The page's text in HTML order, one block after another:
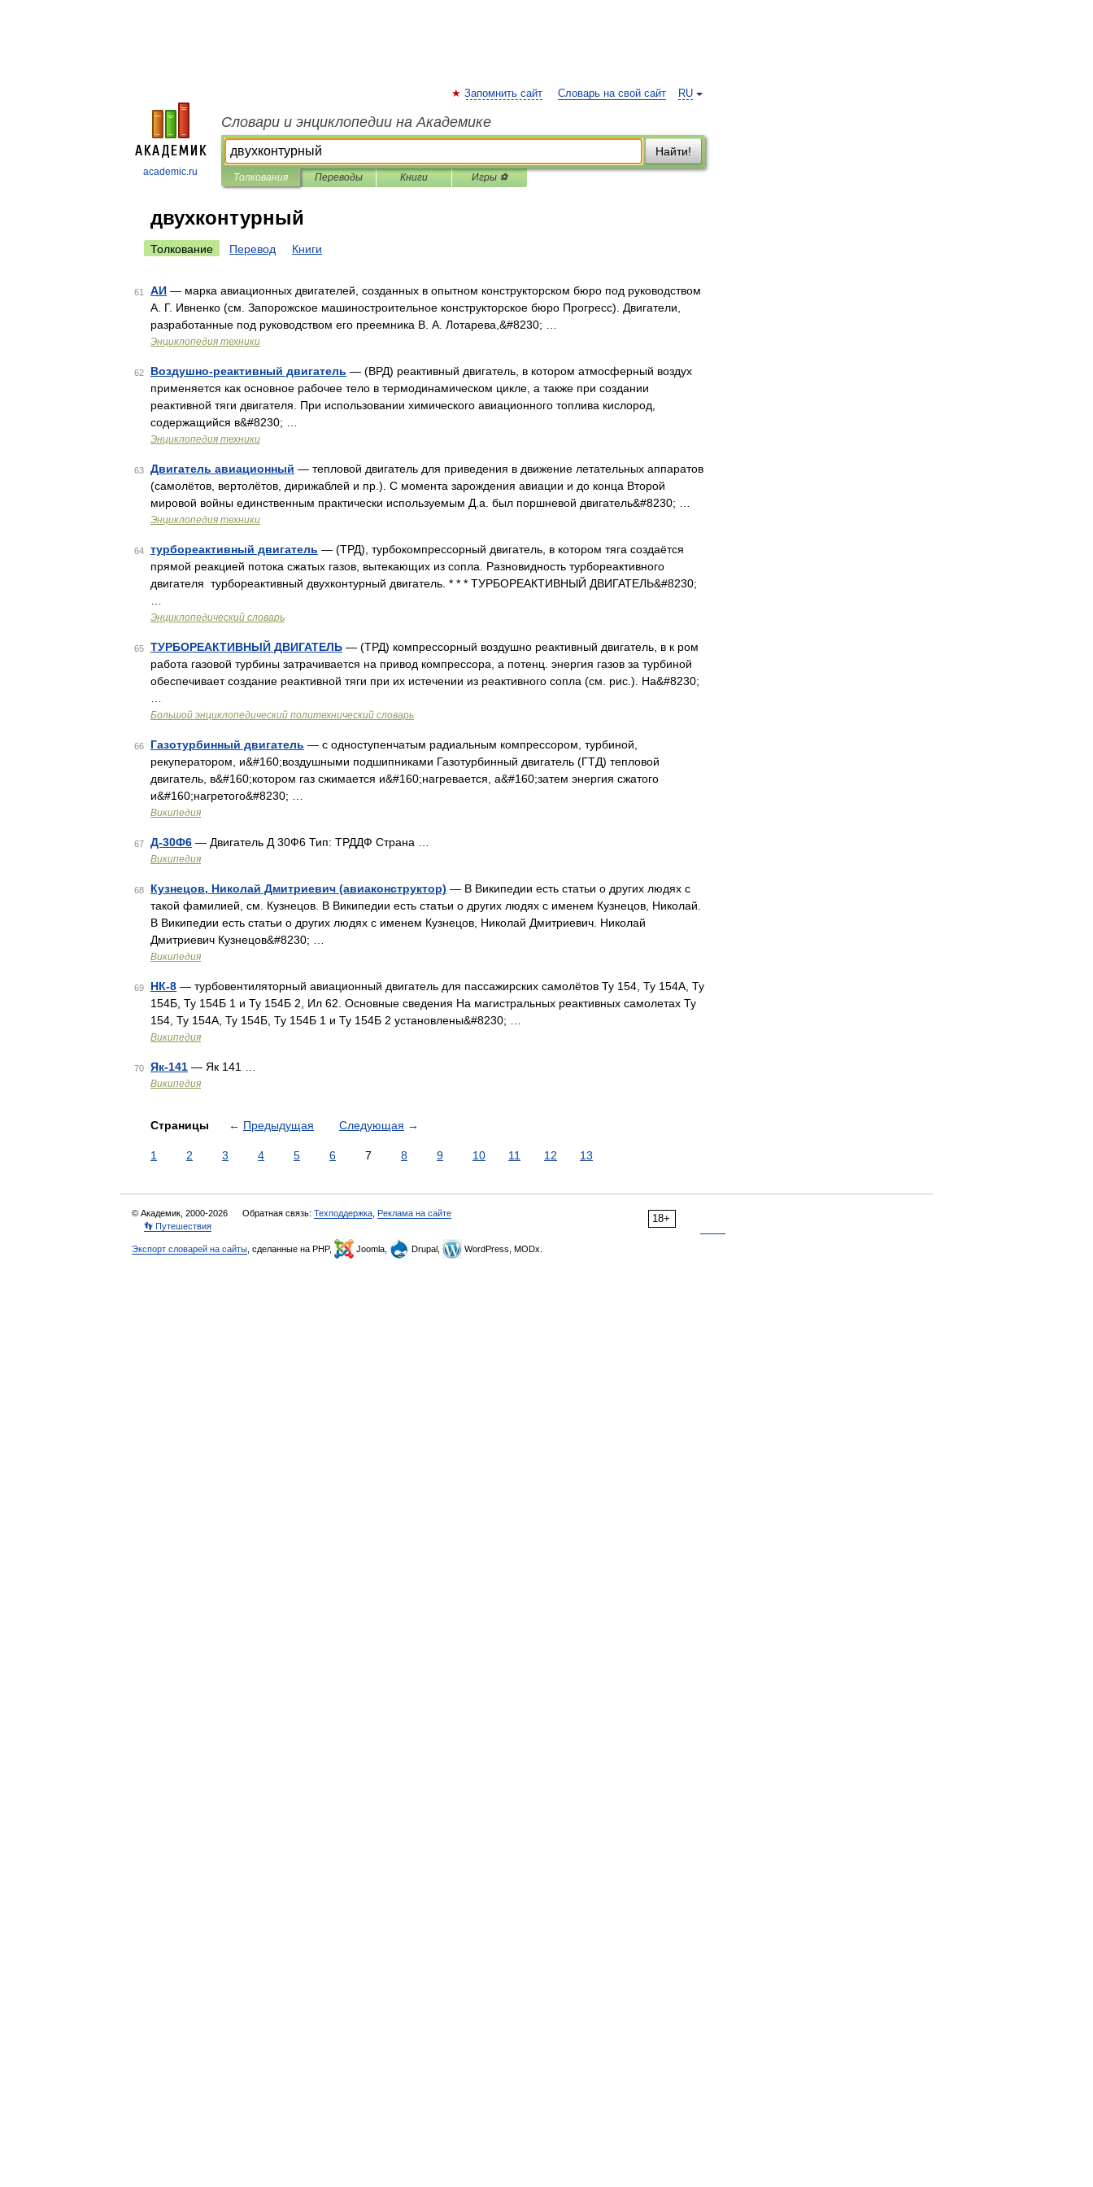
academic.ru
RU
Запомнить сайт Словарь на свой сайт
Словари и энциклопедии на Академике
Найти!
Толкования Переводы Книги Игры ⚽
двухконтурный
Толкование Перевод Книги
61 АИ — марка авиационных двигателей, созданных в опытном конструкторском бюро под руководством
А. Г. Ивненко (см. Запорожское машиностроительное конструкторское бюро Прогресс). Двигатели,
разработанные под руководством его преемника В. А. Лотарева,&#8230; …
Энциклопедия техники
62 Воздушно-реактивный двигатель — (ВРД) реактивный двигатель, в котором атмосферный воздух
применяется как основное рабочее тело в термодинамическом цикле, а также при создании
реактивной тяги двигателя. При использовании химического авиационного топлива кислород,
содержащийся в&#8230; …
Энциклопедия техники
63 Двигатель авиационный — тепловой двигатель для приведения в движение летательных аппаратов
(самолётов, вертолётов, дирижаблей и пр.). С момента зарождения авиации и до конца Второй
мировой войны единственным практически используемым Д.а. был поршневой двигатель&#8230; …
Энциклопедия техники
64 турбореактивный двигатель — (ТРД), турбокомпрессорный двигатель, в котором тяга создаётся
прямой реакцией потока сжатых газов, вытекающих из сопла. Разновидность турбореактивного
двигателя турбореактивный двухконтурный двигатель. * * * ТУРБОРЕАКТИВНЫЙ ДВИГАТЕЛЬ&#8230;
Энциклопедический словарь
65 ТУРБОРЕАКТИВНЫЙ ДВИГАТЕЛЬ — (ТРД) компрессорный воздушно реактивный двигатель, в к ром
работа газовой турбины затрачивается на привод компрессора, а потенц. энергия газов за турбиной
обеспечивает создание реактивной тяги при их истечении из реактивного сопла (см. рис.). На&#8230;
Большой энциклопедический политехнический словарь
66 Газотурбинный двигатель — с одноступенчатым радиальным компрессором, турбиной,
рекуператором, и&#160;воздушными подшипниками Газотурбинный двигатель (ГТД) тепловой
двигатель, в&#160;котором газ сжимается и&#160;нагревается, а&#160;затем энергия сжатого
и&#160;нагретого&#8230; …
Википедия
67 Д-30Ф6 — Двигатель Д 30Ф6 Тип: ТРДДФ Страна …
Википедия
68 Кузнецов, Николай Дмитриевич (авиаконструктор) — В Википедии есть статьи о других людях с
такой фамилией, см. Кузнецов. В Википедии есть статьи о других людях с именем Кузнецов, Николай.
В Википедии есть статьи о других людях с именем Кузнецов, Николай Дмитриевич. Николай
Дмитриевич Кузнецов&#8230; …
Википедия
69 НК-8 — турбовентиляторный авиационный двигатель для пассажирских самолётов Ту 154, Ту 154А, Ту
154Б, Ту 154Б 1 и Ту 154Б 2, Ил 62. Основные сведения На магистральных реактивных самолетах Ту
154, Ту 154А, Ту 154Б, Ту 154Б 1 и Ту 154Б 2 установлены&#8230; …
Википедия
70 Як-141 — Як 141 …
Википедия
Страницы ← Предыдущая Следующая →
1 2 3 4 5 6 7 8 9 10 11 12 13
18+
© Академик, 2000-2026 Обратная связь: Техподдержка Реклама на сайте
👣 Путешествия
Экспорт словарей на сайты , сделанные на PHP, Joomla, Drupal, WordPress, MODx.